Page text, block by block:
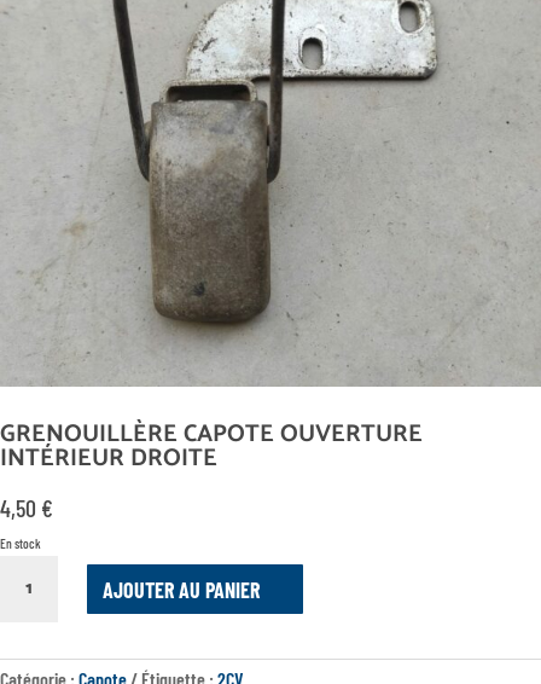
GRENOUILLÈRE CAPOTE OUVERTURE
INTÉRIEUR DROITE
4,50 €
En stock
OUVERTURE
AJOUTER AU PANIER
Catégorie : Capote Étiquette : 2CV